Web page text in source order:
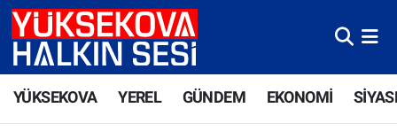
YÜKSEKOVA YEREL GÜNDEM EKONOMİ
Yüksekova Nöbetçi Eczaneler